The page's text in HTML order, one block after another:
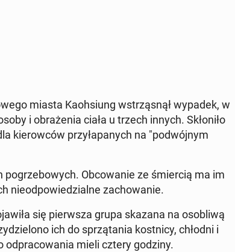
miasta Ka­oh­siung wstrzą­snął wypadek, w
i ob­ra­że­nia ciała u trzech innych. Skło­ni­ło
kie­row­ców przy­ła­pa­nych na "po­dwój­nym
po­grze­bo­wych. Ob­co­wa­nie ze śmier­cią ma im
nie­od­po­wie­dzial­ne za­cho­wa­nie.
się pierw­sza grupa skazana na oso­bli­wą
ich do sprzą­ta­nia kost­ni­cy, chłodni i
mieli cztery godziny.